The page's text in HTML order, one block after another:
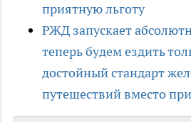
приятную льготу
РЖД запускает
теперь будем ездить
достойный стандарт
путешествий вместо